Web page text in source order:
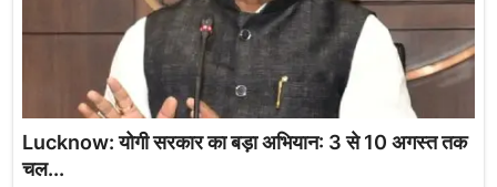
Lucknow: योगी सरकार का बड़ा अभियान: 3 से 10 अगस्त तक
चल...